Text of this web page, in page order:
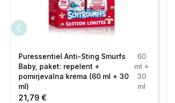
Puressentiel Anti-Sting Smurfs
Baby, paket: repelent +
pomirjevalna krema (60 ml + 30
ml)
60
ml +
30
ml
21,79 €